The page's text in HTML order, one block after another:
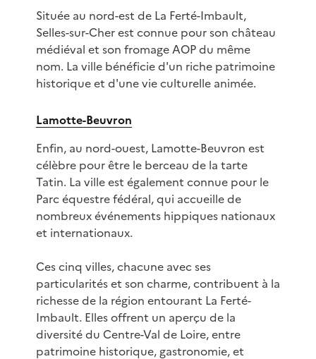
Située au nord-est de La Ferté-Imbault,
Selles-sur-Cher est connue pour son château
médiéval et son fromage AOP du même
nom. La ville bénéficie d'un riche patrimoine
historique et d'une vie culturelle animée.
Lamotte-Beuvron
Enfin, au nord-ouest, Lamotte-Beuvron est
célèbre pour être le berceau de la tarte
Tatin. La ville est également connue pour le
Parc équestre fédéral, qui accueille de
nombreux événements hippiques nationaux
et internationaux.
Ces cinq villes, chacune avec ses
particularités et son charme, contribuent à la
richesse de la région entourant La Ferté-
Imbault. Elles offrent un aperçu de la
diversité du Centre-Val de Loire, entre
patrimoine historique, gastronomie, et